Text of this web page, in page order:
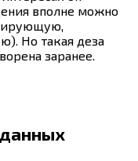
вполне можно
Но такая деза
заранее.